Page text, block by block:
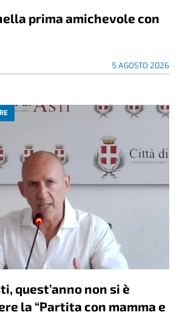
prima amichevole con
5 AGOSTO 2026
quest’anno non si è
la “Partita con mamma e